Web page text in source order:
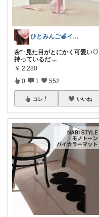
ひとみんご🍎‪インテリア雑貨
🌼*･見た目がとにかく可愛い♡
持っているだ ...
￥ 2,280
0 1 552
コレ いいね